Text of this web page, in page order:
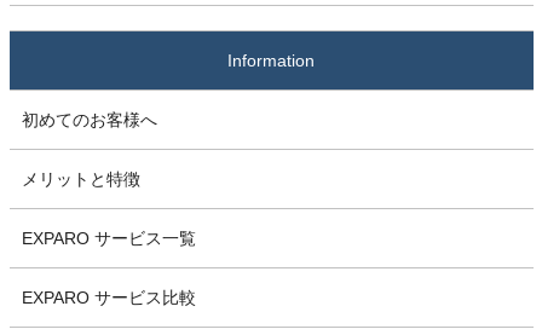
Information
初めてのお客様へ
メリットと特徴
EXPARO サービス一覧
EXPARO サービス比較